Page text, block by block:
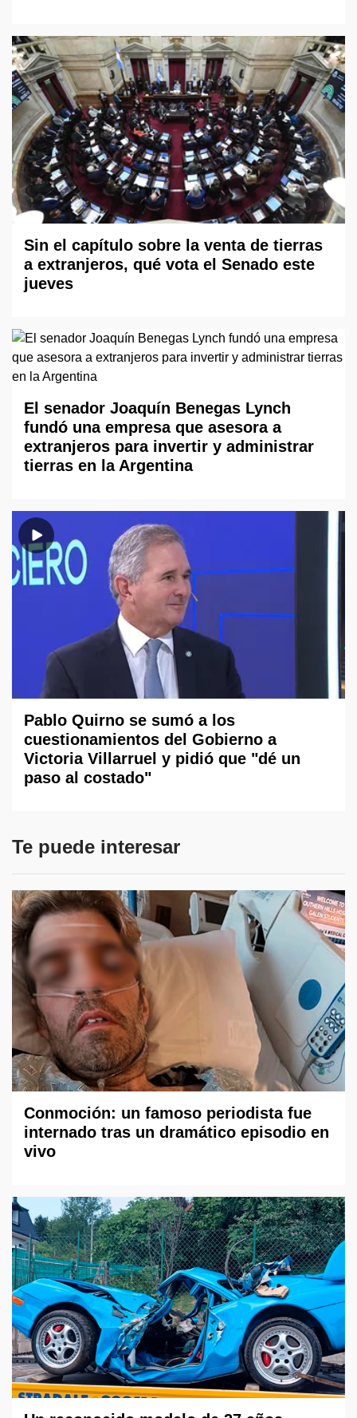
Sin el capítulo sobre la venta de tierras
a extranjeros, qué vota el Senado este
jueves
El senador Joaquín Benegas Lynch
fundó una empresa que asesora a
extranjeros para invertir y administrar
tierras en la Argentina
Pablo Quirno se sumó a los
cuestionamientos del Gobierno a
Victoria Villarruel y pidió que "dé un
paso al costado"
Te puede interesar
Conmoción: un famoso periodista fue
internado tras un dramático episodio en
vivo